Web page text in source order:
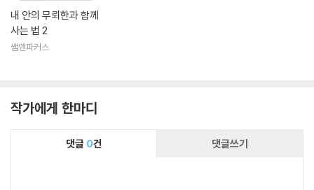
내 안의 무뢰한과 함께
사는 법 2
쌤앤파커스
작가에게 한마디
댓글 0건 댓글쓰기